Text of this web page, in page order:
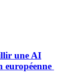
une AI
européenne